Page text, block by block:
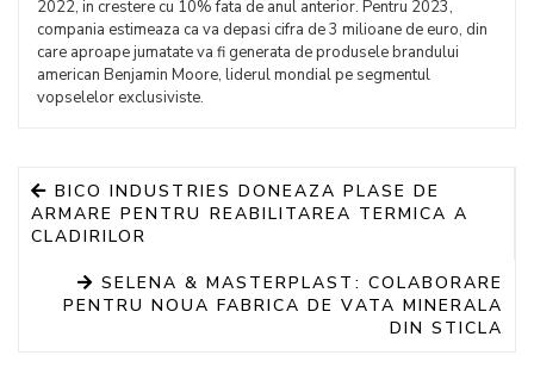
2022, in crestere cu 10% fata de anul anterior. Pentru 2023,
compania estimeaza ca va depasi cifra de 3 milioane de euro, din
care aproape jumatate va fi generata de produsele brandului
american Benjamin Moore, liderul mondial pe segmentul
vopselelor exclusiviste.
BICO INDUSTRIES DONEAZA PLASE DE
ARMARE PENTRU REABILITAREA TERMICA A
CLADIRILOR
SELENA & MASTERPLAST: COLABORARE
PENTRU NOUA FABRICA DE VATA MINERALA
DIN STICLA